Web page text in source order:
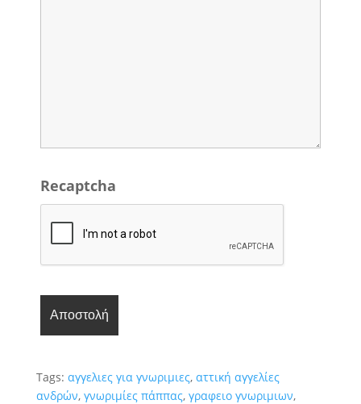
Recaptcha
Tags: αγγελιες για γνωριμιες, αττική αγγελίες
ανδρών, γνωριμίες πάππας, γραφειο γνωριμιων,